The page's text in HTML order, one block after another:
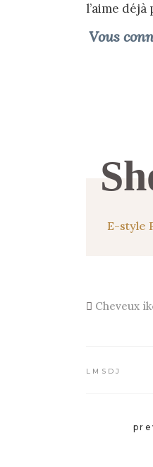
l’aime
Vous
E-style
Cheveux
LMSDJ